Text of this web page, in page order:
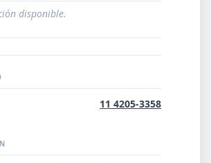
AGREGAR EMPRESA
al cargar empresas.
disponible.
11 4205-3358